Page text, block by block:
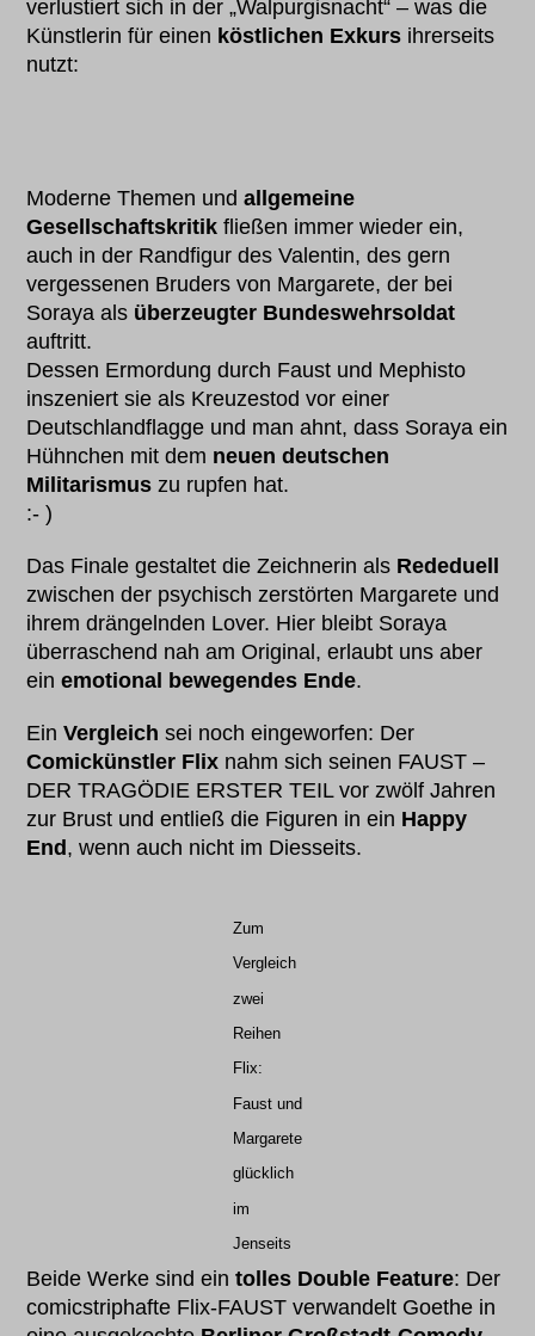
verlustiert sich in der „Walpurgisnacht“ – was die
Künstlerin für einen köstlichen Exkurs ihrerseits
nutzt:
Moderne Themen undallgemeine
Gesellschaftskritik fließen immer wieder ein,
auch in der Randfigur des Valentin, des gern
vergessenen Bruders von Margarete, der bei
Soraya als überzeugter Bundeswehrsoldat
auftritt.
Dessen Ermordung durch Faust und Mephisto
inszeniert sie als Kreuzestod vor einer
Deutschlandflagge und man ahnt, dass Soraya ein
Hühnchen mit dem neuen deutschen
Militarismus zu rupfen hat.
:- )
Das Finale gestaltet die Zeichnerin als Rededuell
zwischen der psychisch zerstörten Margarete und
ihrem drängelnden Lover. Hier bleibt Soraya
überraschend nah am Original, erlaubt uns aber
einemotional bewegendes Ende.
EinVergleichsei noch eingeworfen: Der
Comickünstler Flix nahm sich seinen FAUST –
DER TRAGÖDIE ERSTER TEIL vor zwölf Jahren
zur Brust und entließ die Figuren in ein Happy
End , wenn auch nicht im Diesseits.
Zum
Vergleich
zwei
Reihen
Flix:
Faust und
Margarete
glücklich
im
Jenseits
Beide Werke sind eintolles Double Feature: Der
comicstriphafte Flix-FAUST verwandelt Goethe in